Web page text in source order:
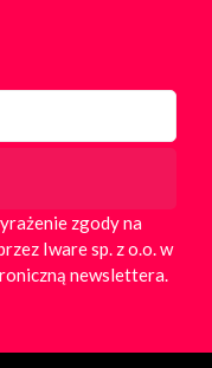
zgody na
Iware sp. z o.o. w
newslettera.